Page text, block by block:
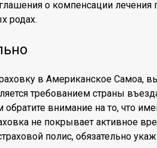
о компенсации лечения
родах.
в Американское Самоа,
требованием страны
обратите внимание на то, что
не покрывает активное
полис, обязательно